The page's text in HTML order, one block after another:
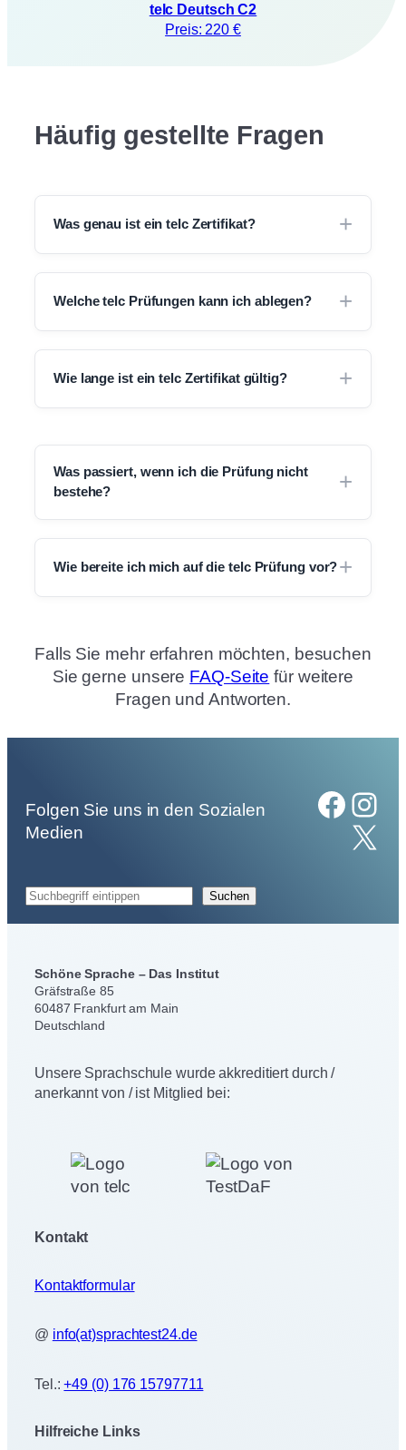
telc Deutsch C2
Preis: 220 €
Häufig gestellte Fragen
Was genau ist ein telc Zertifikat?
Welche telc Prüfungen kann ich ablegen?
Wie lange ist ein telc Zertifikat gültig?
Was passiert, wenn ich die Prüfung nicht
bestehe?
Wie bereite ich mich auf die telc Prüfung vor?
Falls Sie mehr erfahren möchten, besuchen
Sie gerne unsere FAQ-Seite für weitere
Fragen und Antworten.
Folgen Sie uns in den Sozialen
Medien
Facebook Instagram
X
S
u
Suchen
Schöne Sprache – Das Institut
Gräfstraße 85
60487 Frankfurt am Main
Deutschland
Unsere Sprachschule wurde akkreditiert durch /
anerkannt von / ist Mitglied bei:
Kontakt
Kontaktformular
@ info(at)sprachtest24.de
Tel.:+49 (0) 176 15797711
Hilfreiche Links